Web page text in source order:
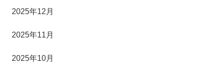
2025年12月
2025年11月
2025年10月